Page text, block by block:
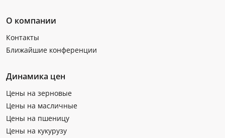
О компании
Контакты
Ближайшие конференции
Динамика цен
Цены на зерновые
Цены на масличные
Цены на пшеницу
Цены на кукурузу